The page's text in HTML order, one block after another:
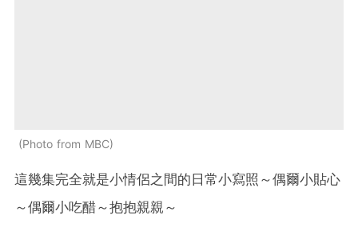
Photo from MBC
這幾集完全就是小情侶之間的日常小寫照～偶爾小貼心
～偶爾小吃醋～抱抱親親～